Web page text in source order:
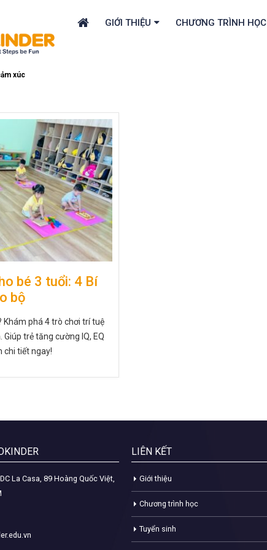
GIỚI THIỆU CHƯƠNG TRÌNH HỌC
xúc
bé 3 tuổi: 4 Bí
bộ
phá 4 trò chơi trí tuệ
trẻ tăng cường IQ, EQ
chi tiết ngay!
La Casa, 89 Hoàng Quốc Việt,
LIÊN KẾT
Giới thiệu
Chương trình học
Tuyển sinh